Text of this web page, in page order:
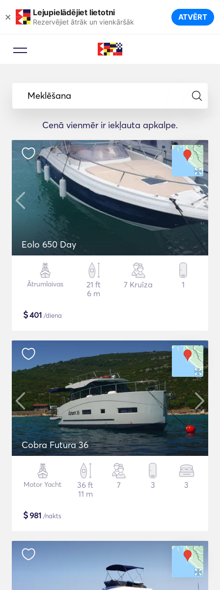
× Lejupielādējiet lietotni
Rezervējiet ātrāk un vienkāršāk ATVĒRT
Meklēšana
Cenā vienmēr ir iekļauta apkalpe.
Eolo 650 Day
Ātrumlaivas
21 ft
6 m
7 Kruīza 1
$401 /diena
Cobra Futura 36
Motor Yacht
36 ft
11 m
7 3 3
$981 /nakts